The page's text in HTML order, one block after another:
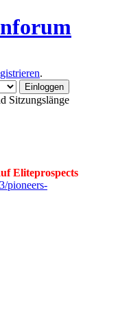
.
Sitzungslänge
Eliteprospects
pioneers-